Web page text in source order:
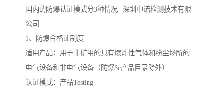
国内的防爆认证模式分3种情况--深圳中诺检测技术有限
公司
1、防爆合格证制度
适用产品：用于非矿用的具有爆炸性气体和粉尘场所的
电气设备和非电气设备（防爆3c产品目录除外）
认证模式：产品Testing